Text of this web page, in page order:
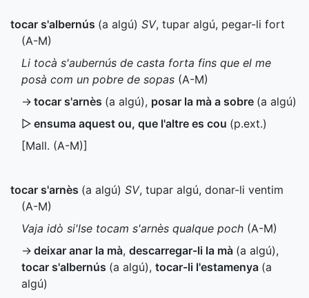
tocar s'albernús (a algú) SV, tupar algú, pegar-li fort
(A-M)
Li tocà s'aubernús de casta forta fins que el me
posà com un pobre de sopas (A-M)
→ tocar s'arnès (a algú), posar la mà a sobre (a algú)
▷ ensuma aquest ou, que l'altre es cou (p.ext.)
[Mall. (A-M)]
tocar s'arnès (a algú) SV, tupar algú, donar-li ventim
(A-M)
Vaja idò si'lse tocam s'arnès qualque poch (A-M)
→ deixar anar la mà, descarregar-li la mà (a algú),
tocar s'albernús (a algú), tocar-li l'estamenya (a
algú)